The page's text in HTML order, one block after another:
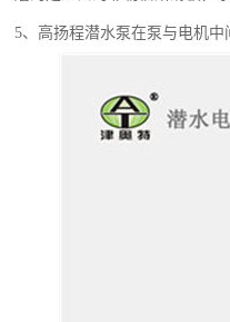
5、高扬程潜水泵在泵与电机中